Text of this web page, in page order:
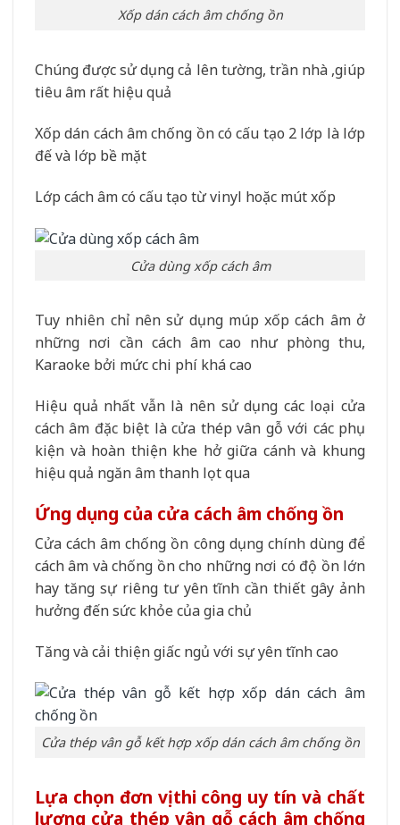
Xốp dán cách âm chống ồn
Chúng được sử dụng cả lên tường, trần nhà ,giúp
tiêu âm rất hiệu quả
Xốp dán cách âm chống ồn có cấu tạo 2 lớp là lớp
đế và lớp bề mặt
Lớp cách âm có cấu tạo từ vinyl hoặc mút xốp
Cửa dùng xốp cách âm
Tuy nhiên chỉ nên sử dụng múp xốp cách âm ở
những nơi cần cách âm cao như phòng thu,
Karaoke bởi mức chi phí khá cao
Hiệu quả nhất vẫn là nên sử dụng các loại cửa
cách âm đặc biệt là cửa thép vân gỗ với các phụ
kiện và hoàn thiện khe hở giữa cánh và khung
hiệu quả ngăn âm thanh lọt qua
Ứng dụng của cửa cách âm chống ồn
Cửa cách âm chống ồn công dụng chính dùng để
cách âm và chống ồn cho những nơi có độ ồn lớn
hay tăng sự riêng tư yên tĩnh cần thiết gây ảnh
hưởng đến sức khỏe của gia chủ
Tăng và cải thiện giấc ngủ với sự yên tĩnh cao
Cửa thép vân gỗ kết hợp xốp dán cách âm chống ồn
Lựa chọn đơn vị thi công uy tín và chất
lượng cửa thép vân gỗ cách âm chống